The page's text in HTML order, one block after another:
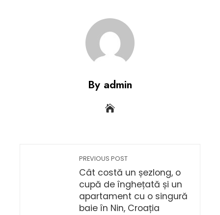
By admin
PREVIOUS POST
Cât costă un șezlong, o
cupă de înghețată și un
apartament cu o singură
baie în Nin, Croația